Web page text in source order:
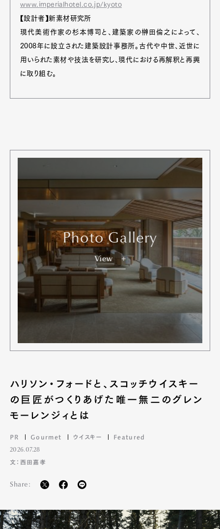
www.imperialhotel.co.jp/kyoto
【設計者】新素材研究所
現代美術作家の杉本博司と、建築家の榊田倫之によって、
2008年に設立された建築設計事務所。古代や中世、近世に
用いられた素材や技法を研究し、現代における再解釈と再興
に取り組む。
Photo Gallery
View
ハリソン・フォードと、スコッチウイスキー
の巨匠がつくりあげた唯一無二のグレン
モーレンジィとは
PR Gourmet ウイスキー Featured
2026.07.28
文：西田嘉孝
Share: